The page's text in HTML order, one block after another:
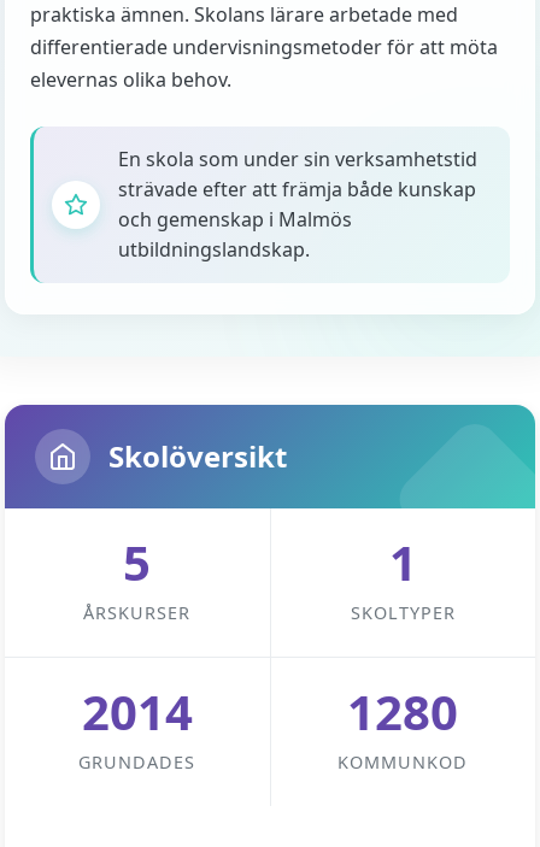
praktiska ämnen. Skolans lärare arbetade med
differentierade undervisningsmetoder för att möta
elevernas olika behov.
En skola som under sin verksamhetstid
strävade efter att främja både kunskap
och gemenskap i Malmös
utbildningslandskap.
Skolöversikt
5
ÅRSKURSER
1
SKOLTYPER
2014
GRUNDADES
1280
KOMMUNKOD